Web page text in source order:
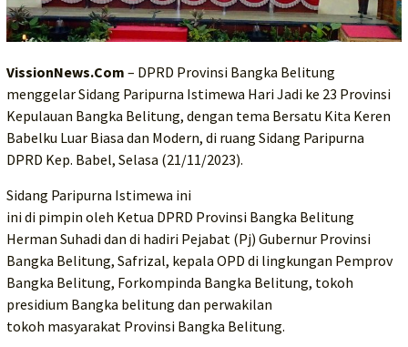
VissionNews.Com – DPRD Provinsi Bangka Belitung
menggelar Sidang Paripurna Istimewa Hari Jadi ke 23 Provinsi
Kepulauan Bangka Belitung, dengan tema Bersatu Kita Keren
Babelku Luar Biasa dan Modern, di ruang Sidang Paripurna
DPRD Kep. Babel, Selasa (21/11/2023).
Sidang Paripurna Istimewa ini
ini di pimpin oleh Ketua DPRD Provinsi Bangka Belitung
Herman Suhadi dan di hadiri Pejabat (Pj) Gubernur Provinsi
Bangka Belitung, Safrizal, kepala OPD di lingkungan Pemprov
Bangka Belitung, Forkompinda Bangka Belitung, tokoh
presidium Bangka belitung dan perwakilan
tokoh masyarakat Provinsi Bangka Belitung.